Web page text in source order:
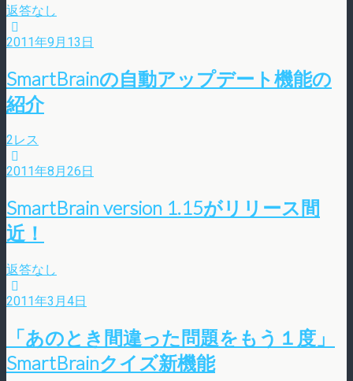
返答なし
2011年9月13日
SmartBrainの自動アップデート機能の
紹介
2レス
2011年8月26日
SmartBrain version 1.15がリリース間
近！
返答なし
2011年3月4日
「あのとき間違った問題をもう１度」
SmartBrainクイズ新機能